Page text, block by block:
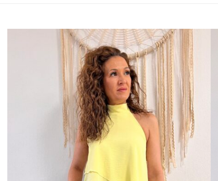
FIANZA TIKTOK
MODA CHICA
BEAUTY
PERFUMES